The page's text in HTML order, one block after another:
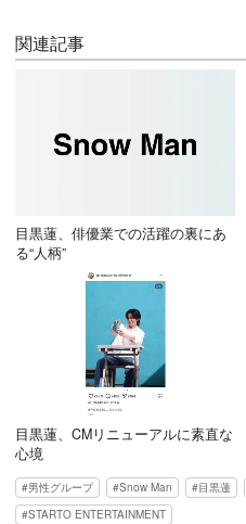
関連記事
目黒蓮、俳優業での活躍の裏にあ
る“人柄”
目黒蓮、CMリニューアルに素直な
心境
男性グループ Snow Man 目黒蓮
STARTO ENTERTAINMENT